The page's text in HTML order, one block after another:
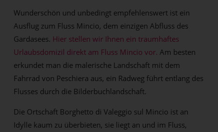
Wunderschön und unbedingt empfehlenswert ist ein
Ausflug zum Fluss Mincio, dem einzigen Abfluss des
Gardasees. Hier stellen wir Ihnen ein traumhaftes
Urlaubsdomizil direkt am Fluss Mincio vor. Am besten
erkundet man die malerische Landschaft mit dem
Fahrrad von Peschiera aus, ein Radweg führt entlang des
Flusses durch die Bilderbuchlandschaft.
Die Ortschaft Borghetto di Valeggio sul Mincio ist an
Idylle kaum zu überbieten, sie liegt an und im Fluss,